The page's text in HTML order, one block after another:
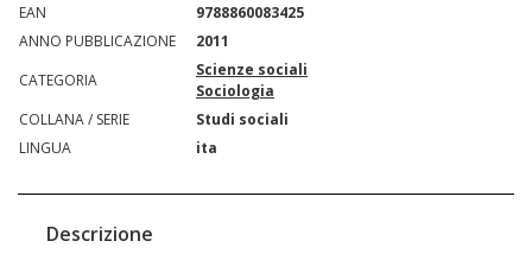
EAN
9788860083425
ANNO PUBBLICAZIONE
2011
CATEGORIA
Scienze sociali
Sociologia
COLLANA / SERIE
Studi sociali
LINGUA
ita
Descrizione